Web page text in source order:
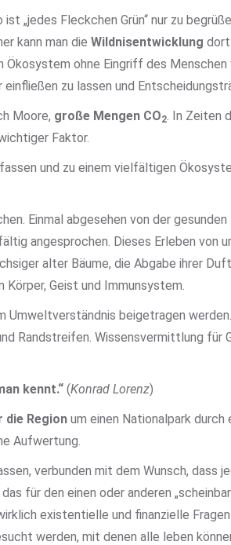
„jedes Fleckchen Grün“ nur zu
kann man die Wildnisentwicklung
ohne Eingriff des Menschen
zu lassen und
Moore, große Mengen CO2 . In Zeiten
Faktor.
und zu einem vielfältigen
Einmal abgesehen von der gesunden
angesprochen. Dieses Erleben von
alter Bäume, die Abgabe ihrer
Körper, Geist und Immunsystem.
Umweltverständnis beigetragen
Randstreifen. Wissensvermittlung für
kennt.“ (Konrad Lorenz)
die Region um einen Nationalpark durch
Aufwertung.
verbunden mit dem Wunsch, dass
für den einen oder anderen
existentielle und finanzielle
werden, mit denen alle leben